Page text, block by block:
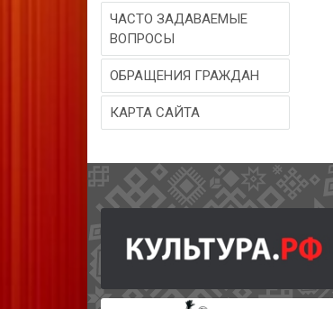
ЧАСТО ЗАДАВАЕМЫЕ
ВОПРОСЫ
ОБРАЩЕНИЯ ГРАЖДАН
КАРТА САЙТА